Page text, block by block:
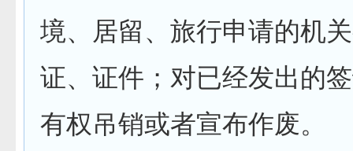
境、居留、旅行申请的机
证、证件；对已经发出的
有权吊销或者宣布作废。